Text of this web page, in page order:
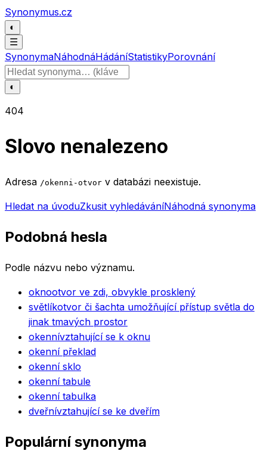
Přeskočit na obsah
Synonymus.cz
◐
☰
SynonymaNáhodnáHádáníStatistikyPorovnání
Hledat slovo
◐
404
Slovo nenalezeno
Adresa /okenni-otvor v databázi neexistuje.
Hledat na úvoduZkusit vyhledáváníNáhodná synonyma
Podobná hesla
Podle názvu nebo významu.
oknootvor ve zdi, obvykle prosklený
světlíkotvor či šachta umožňující přístup světla do
jinak tmavých prostor
okennívztahující se k oknu
okenní překlad
okenní sklo
okenní tabule
okenní tabulka
dveřnívztahující se ke dveřím
Populární synonyma